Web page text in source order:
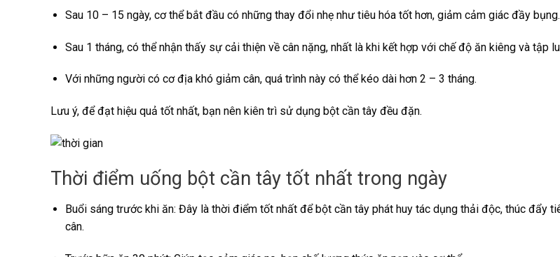
Sau 10 – 15 ngày, cơ thể bắt đầu có những thay đổi nhẹ như tiêu hóa tốt hơn, giảm cảm giác đầy bụng.
Sau 1 tháng, có thể nhận thấy sự cải thiện về cân nặng, nhất là khi kết hợp với chế độ ăn kiêng và tập
Với những người có cơ địa khó giảm cân, quá trình này có thể kéo dài hơn 2 – 3 tháng.
Lưu ý, để đạt hiệu quả tốt nhất, bạn nên kiên trì sử dụng bột cần tây đều đặn.
Thời điểm uống bột cần tây tốt nhất trong ngày
Buổi sáng trước khi ăn: Đây là thời điểm tốt nhất để bột cần tây phát huy tác dụng thải độc, thúc đẩy
cân.